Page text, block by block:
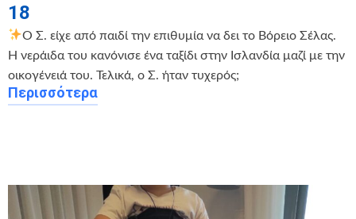
18
Ο Σ. είχε από παιδί την επιθυμία να δει το Βόρειο Σέλας.
Η νεράιδα του κανόνισε ένα ταξίδι στην Ισλανδία μαζί με την
οικογένειά του. Τελικά, ο Σ. ήταν τυχερός;
Περισσότερα